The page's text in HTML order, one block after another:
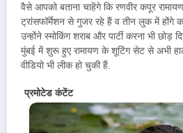
वैसे आपको बताना चाहेंगे कि रणवीर कपूर
ट्रांसफॉर्मेशन से गुजर रहे हैं व तीन लुक में होंगे
उन्होंने स्मोकिंग शराब और पार्टी करना भी छोड़
मुंबई में शुरू हुए रामायण के शूटिंग सेट से अभी
वीडियो भी लीक हो चुकी हैं.